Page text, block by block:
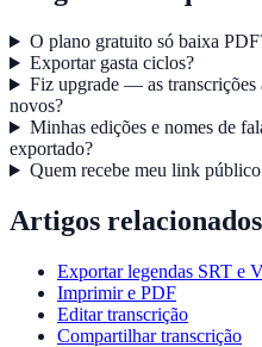
O plano gratuito só baixa
Exportar gasta ciclos?
Fiz upgrade — as transcrições
novos?
Minhas edições e nomes de
exportado?
Quem recebe meu link
Artigos relacionados
Exportar legendas SRT e
Imprimir e PDF
Editar transcrição
Compartilhar transcrição